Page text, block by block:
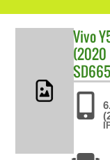
Vivo
(2020